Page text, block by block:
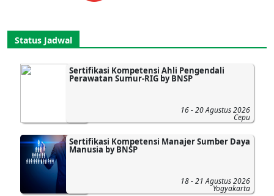
Status Jadwal
Sertifikasi Kompetensi Ahli Pengendali
Perawatan Sumur-RIG by BNSP
16 - 20 Agustus 2026
Cepu
Sertifikasi Kompetensi Manajer Sumber Daya
Manusia by BNSP
18 - 21 Agustus 2026
Yogyakarta